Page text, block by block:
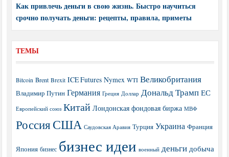
Как привлечь деньги в свою жизнь. Быстро научиться
срочно получать деньги: рецепты, правила, приметы
ТЕМЫ
Bitcoin Brent Brexit ICE Futures Nymex WTI Великобритания
Владимир Путин Германия Греция Доллар Дональд Трамп ЕС
Европейский союз Китай Лондонская фондовая биржа МВФ
РоссияСША Саудовская Аравия Турция Украина Франция
Япония бизнес бизнес идеи военный деньги добыча